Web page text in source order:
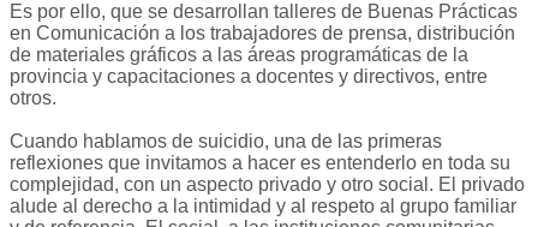
Es por ello, que se desarrollan talleres de Buenas Prácticas
en Comunicación a los trabajadores de prensa, distribución
de materiales gráficos a las áreas programáticas de la
provincia y capacitaciones a docentes y directivos, entre
otros.
Cuando hablamos de suicidio, una de las primeras
reflexiones que invitamos a hacer es entenderlo en toda su
complejidad, con un aspecto privado y otro social. El privado
alude al derecho a la intimidad y al respeto al grupo familiar